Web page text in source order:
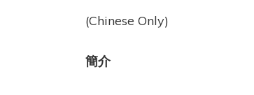
(Chinese Only)
簡介